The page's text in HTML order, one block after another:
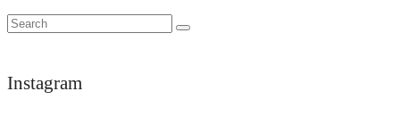
Instagram